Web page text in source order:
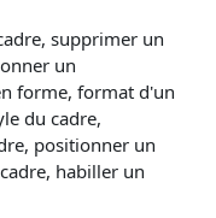
supprimer un
un
forme, format d'un
du cadre,
positionner un
habiller un